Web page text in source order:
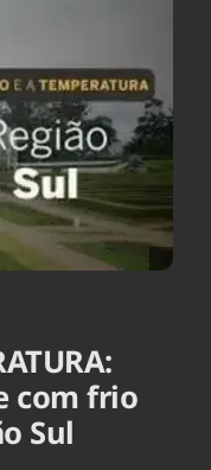
Política
Saúde
Tempo
com frio
Sul